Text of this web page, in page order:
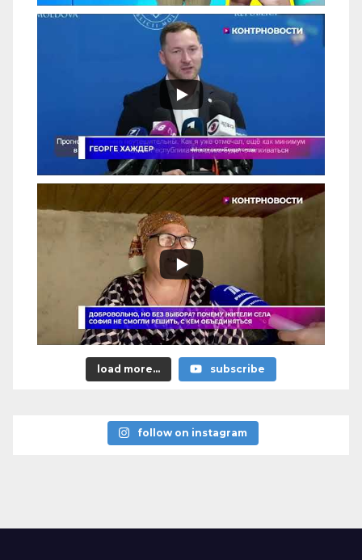
load more... subscribe
follow on instagram